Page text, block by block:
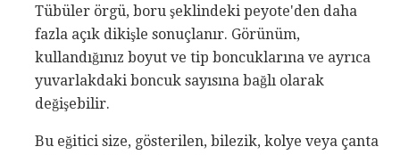
Tübüler örgü, boru şeklindeki peyote'den daha
fazla açık dikişle sonuçlanır. Görünüm,
kullandığınız boyut ve tip boncuklarına ve ayrıca
yuvarlakdaki boncuk sayısına bağlı olarak
değişebilir.
Bu eğitici size, gösterilen, bilezik, kolye veya çanta